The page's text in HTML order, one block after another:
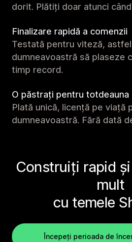
dorit. Plătiți doar atunci
Finalizare rapidă a comenzii
Testată pentru viteză,
dumneavoastră să plaseze
timp record.
O păstrați pentru totdeauna
Plată unică, licență pe viață
dumneavoastră. Fără dată
Construiți rapid
mult
cu temele
Începeți perioada de